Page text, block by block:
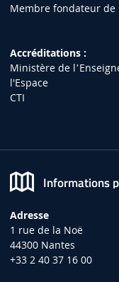
Membre fondateur de
Accréditations :
Ministère de
l'Espace
CTI
Informations
Adresse
1 rue de la Noë
44300 Nantes
+33 2 40 37 16 00